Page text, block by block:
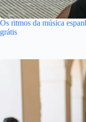
Os ritmos da música
grátis